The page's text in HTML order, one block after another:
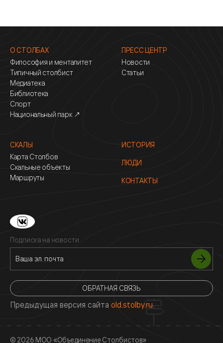
О СТОЛБАХ
Философия и менталитет
Типичный столбист
Медиатека
Библиотека
Спорт
Национальный парк ↗
ПРЕСС ЦЕНТР
Новости
Статьи
СКАЛЫ
Карта Столбов
Скальные объекты
Маршруты
ИСТОРИЯ
ЛЮДИ
КОНТАКТЫ
Подписка на новости
ОБРАТНАЯ СВЯЗЬ
Предыдущая версия сайта old.stolby.ru
© 2026 МОО «Объединение Столбистов»